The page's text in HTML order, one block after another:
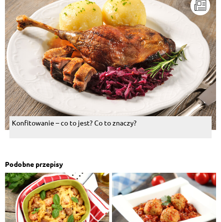
Konfitowanie – co to jest? Co to znaczy?
Podobne przepisy